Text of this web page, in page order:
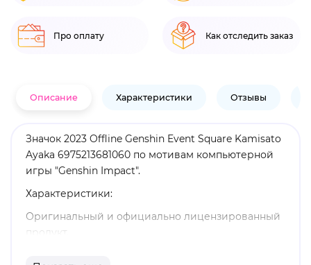
Про оплату Как отследить заказ
Описание Характеристики Отзывы
Значок 2023 Offline Genshin Event Square Kamisato
Ayaka 6975213681060 по мотивам компьютерной
игры "Genshin Impact".
Характеристики:
Оригинальный и официально лицензированный
продукт.